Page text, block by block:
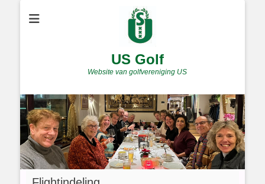
US Golf
Website van golfvereniging US